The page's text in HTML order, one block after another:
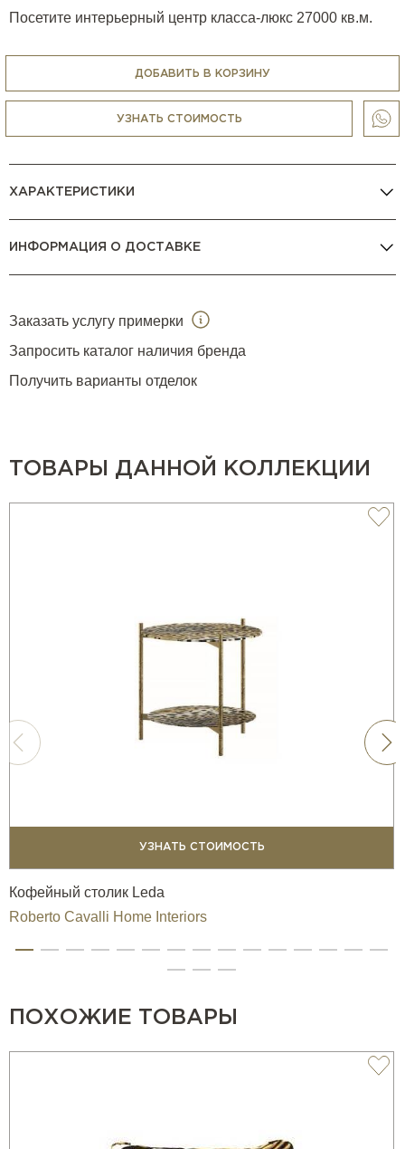
Посетите интерьерный центр класса-люкс 27000 кв.м.
ДОБАВИТЬ В КОРЗИНУ
УЗНАТЬ СТОИМОСТЬ
ХАРАКТЕРИСТИКИ
ИНФОРМАЦИЯ О ДОСТАВКЕ
Заказать услугу примерки
Запросить каталог наличия бренда
Получить варианты отделок
ТОВАРЫ ДАННОЙ КОЛЛЕКЦИИ
УЗНАТЬ СТОИМОСТЬ
Кофейный столик Leda
Roberto Cavalli Home Interiors
ПОХОЖИЕ ТОВАРЫ